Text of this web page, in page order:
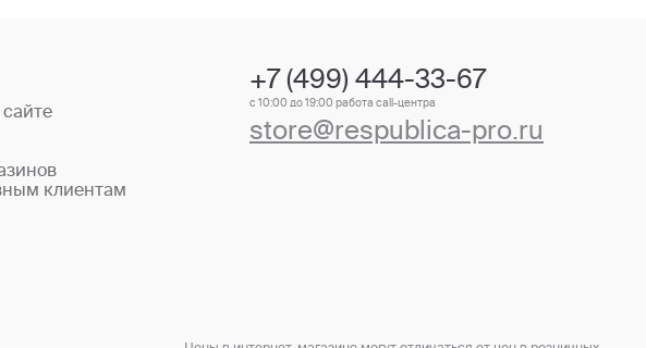
клиентам
+7 (499) 444-33-67
с 10:00 до 19:00 работа call-центра
store@respublica-pro.ru